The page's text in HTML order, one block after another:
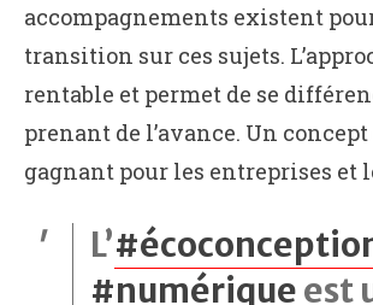
accompagnements existent
transition sur ces sujets.
rentable et permet de se
prenant de l’avance. Un
gagnant pour les entreprises et
L’
#numérique est